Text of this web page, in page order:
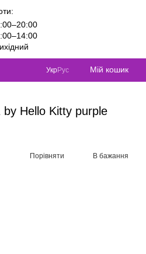
УкрРус Мій кошик
by Hello Kitty purple
Порівняти В бажання